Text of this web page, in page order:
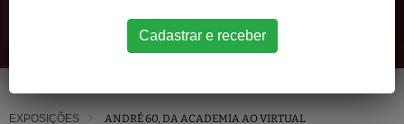
EXPOSIÇÕES ANDRÉ 60, DA ACADEMIA AO VIRTUAL